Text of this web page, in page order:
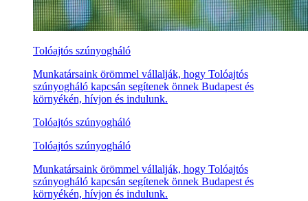
Tolóajtós szúnyogháló
Munkatársaink örömmel vállalják, hogy Tolóajtós
szúnyogháló kapcsán segítenek önnek Budapest és
környékén, hívjon és indulunk.
Tolóajtós szúnyogháló
Tolóajtós szúnyogháló
Munkatársaink örömmel vállalják, hogy Tolóajtós
szúnyogháló kapcsán segítenek önnek Budapest és
környékén, hívjon és indulunk.